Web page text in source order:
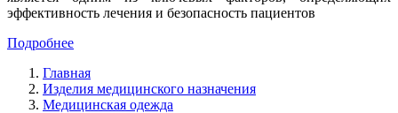
эффективность лечения и безопасность пациентов
Подробнее
Главная
Изделия медицинского назначения
Медицинская одежда